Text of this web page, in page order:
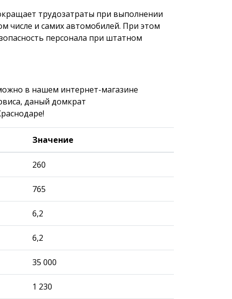
трудозатраты при выполнении
числе и самих автомобилей. При этом
персонала при штатном
в нашем интернет-магазине
даный домкрат
Значение
260
765
6,2
6,2
35 000
1 230